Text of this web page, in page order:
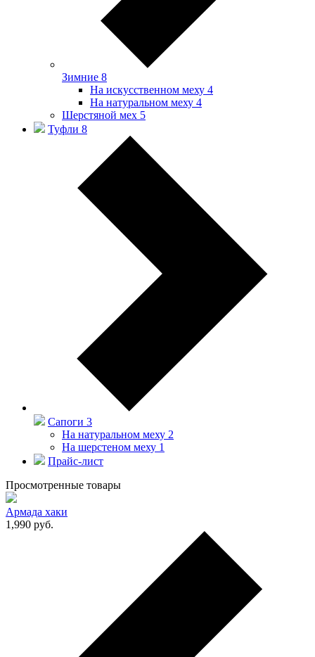
Зимние 8
На искусственном меху 4
На натуральном меху 4
Шерстяной мех 5
Туфли 8
Сапоги 3
На натуральном меху 2
На шерстеном меху 1
Прайс-лист
Просмотренные товары
Армада хаки
1,990 руб.